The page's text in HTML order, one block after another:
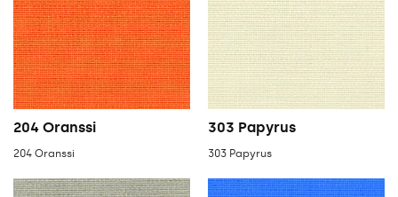
204 Oranssi
204 Oranssi
303 Papyrus
303 Papyrus